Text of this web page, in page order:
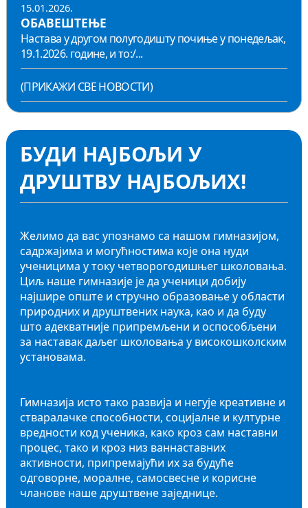
15.01.2026.
ОБАВЕШТЕЊЕ
Настава у другом полугодишту почиње у понедељак,
19.1.2026. године, и то:/...
(ПРИКАЖИ СВЕ НОВОСТИ)
БУДИ НАЈБОЉИ У
ДРУШТВУ НАЈБОЉИХ!
Желимо да вас упознамо са нашом гимназијом,
садржајима и могућностима које она нуди
ученицима у току четворогодишњег школовања.
Циљ наше гимназије је да ученици добију
најшире опште и стручно образовање у области
природних и друштвених наука, као и да буду
што адекватније припремљени и оспособљени
за наставак даљег школовања у високошколским
установама.
Гимназија исто тако развија и негује креативне и
стваралачке способности, социјалне и културне
вредности код ученика, како кроз сам наставни
процес, тако и кроз низ ваннаставних
активности, припремајући их за будуће
одговорне, моралне, самосвесне и корисне
чланове наше друштвене заједнице.